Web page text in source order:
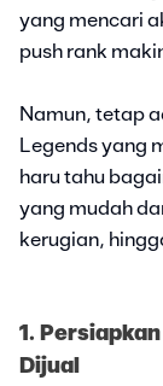
yang mencari
push rank
Namun, tetap
Legends yang
haru tahu
yang mudah
kerugian,
1.
Dijual